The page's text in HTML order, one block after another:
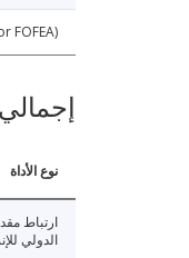
FOFEA)
نوع الأداة
ارتباط
الدولي